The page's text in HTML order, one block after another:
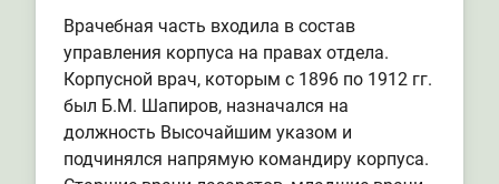
Врачебная часть входила в состав
управления корпуса на правах отдела.
Корпусной врач, которым с 1896 по 1912 гг.
был Б.М. Шапиров, назначался на
должность Высочайшим указом и
подчинялся напрямую командиру корпуса.